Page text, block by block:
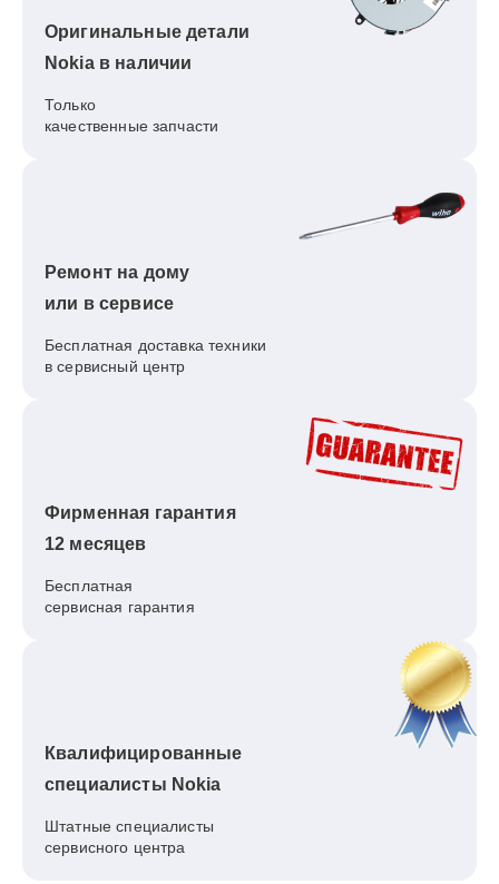
Оригинальные детали
Nokia в наличии
Только
качественные запчасти
Ремонт на дому
или в сервисе
Бесплатная доставка техники
в сервисный центр
Фирменная гарантия
12 месяцев
Бесплатная
сервисная гарантия
Квалифицированные
специалисты Nokia
Штатные специалисты
сервисного центра